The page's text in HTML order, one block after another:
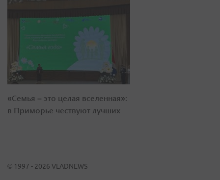
«Семья – это целая вселенная»:
в Приморье чествуют лучших
© 1997 - 2026 VLADNEWS